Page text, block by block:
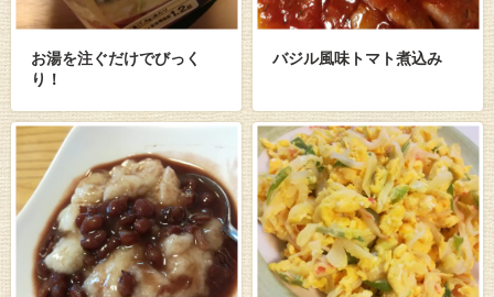
お湯を注ぐだけでびっく
り！
バジル風味トマト煮込み